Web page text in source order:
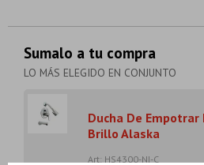
Sumalo a tu compra
LO MÁS ELEGIDO EN CONJUNTO
Ducha De Empotrar
Brillo Alaska
Art: HS4300-NI-C